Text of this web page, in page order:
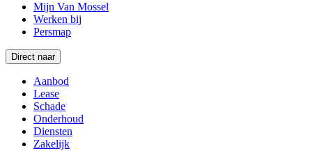
Mijn Van Mossel
Werken bij
Persmap
Direct naar
Aanbod
Lease
Schade
Onderhoud
Diensten
Zakelijk